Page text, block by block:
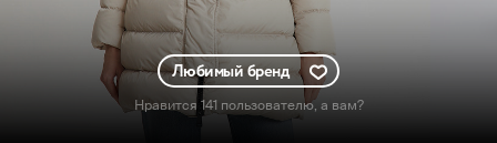
Любимый бренд
Нравится 141 пользователю, а вам?